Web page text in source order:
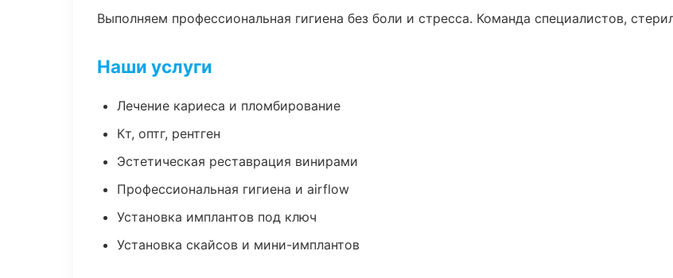
Выполняем профессиональная гигиена без боли и стресса. Команда специалистов,
Наши услуги
Лечение кариеса и пломбирование
Кт, оптг, рентген
Эстетическая реставрация винирами
Профессиональная гигиена и airflow
Установка имплантов под ключ
Установка скайсов и мини-имплантов